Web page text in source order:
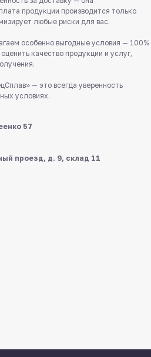
продукции производится только
любые риски для вас.
особенно выгодные условия — 100%
качество продукции и услуг,
— это всегда уверенность
условиях.
57
проезд, д. 9, склад 11
до 18:00